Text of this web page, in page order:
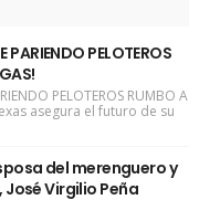
PARIENDO PELOTEROS
PELOTEROS RUMBO A
asegura el futuro de su
del merenguero y
Virgilio Peña